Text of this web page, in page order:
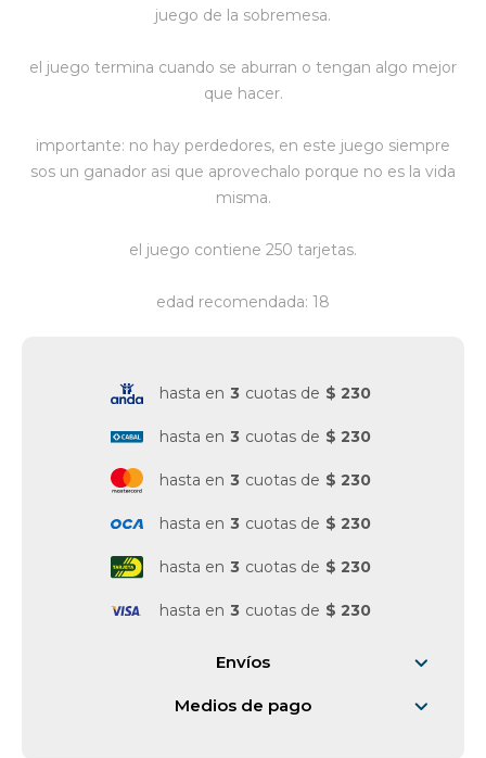
juego de la sobremesa.
el juego termina cuando se aburran o tengan algo mejor
que hacer.
importante: no hay perdedores, en este juego siempre
sos un ganador asi que aprovechalo porque no es la vida
misma.
el juego contiene 250 tarjetas.
edad recomendada: 18
hasta en 3 cuotas de $ 230
hasta en 3 cuotas de $ 230
hasta en 3 cuotas de $ 230
hasta en 3 cuotas de $ 230
hasta en 3 cuotas de $ 230
hasta en 3 cuotas de $ 230
Envíos
Medios de pago